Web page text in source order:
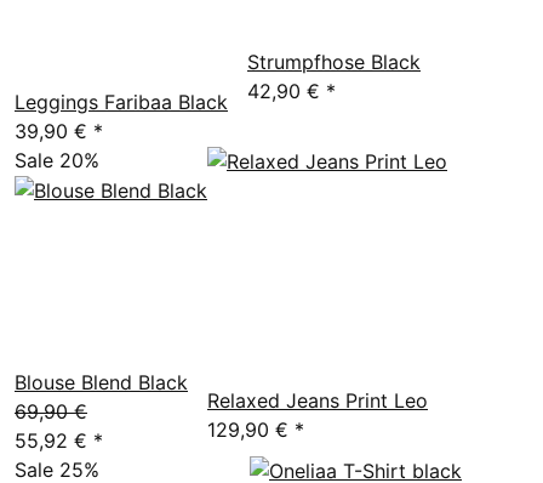
Leggings Faribaa Black
39,90 € *
Strumpfhose Black
42,90 € *
Sale 20%
Blouse Blend Black
69,90 €
55,92 € *
Relaxed Jeans Print Leo
129,90 € *
Sale 25%